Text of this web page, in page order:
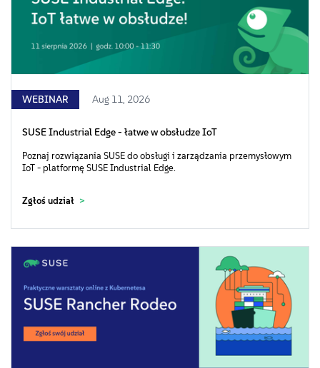
WEBINAR Aug 11, 2026
SUSE Industrial Edge - łatwe w obsłudze IoT
Poznaj rozwiązania SUSE do obsługi i zarządzania przemysłowym
IoT - platformę SUSE Industrial Edge.
Zgłoś udział